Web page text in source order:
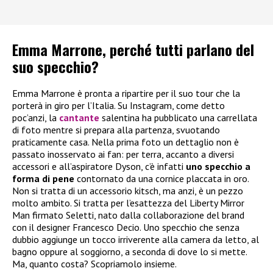
Emma Marrone, perché tutti parlano del
suo specchio?
Emma Marrone è pronta a ripartire per il suo tour che la
porterà in giro per l’Italia. Su Instagram, come detto
poc’anzi, la cantante salentina ha pubblicato una carrellata
di foto mentre si prepara alla partenza, svuotando
praticamente casa. Nella prima foto un dettaglio non è
passato inosservato ai fan: per terra, accanto a diversi
accessori e all’aspiratore Dyson, c’è infatti uno specchio a
forma di pene contornato da una cornice placcata in oro.
Non si tratta di un accessorio kitsch, ma anzi, è un pezzo
molto ambito. Si tratta per l’esattezza del Liberty Mirror
Man firmato Seletti, nato dalla collaborazione del brand
con il designer Francesco Decio. Uno specchio che senza
dubbio aggiunge un tocco irriverente alla camera da letto, al
bagno oppure al soggiorno, a seconda di dove lo si mette.
Ma, quanto costa? Scopriamolo insieme.